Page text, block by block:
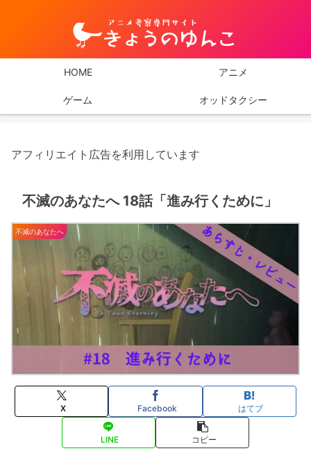
HOME アニメ
ゲーム オッドタクシー
アフィリエイト広告を利用しています
不滅のあなたへ 18話「進み行くために」
不滅のあなたへ
X Facebook はてブ
LINE コピー